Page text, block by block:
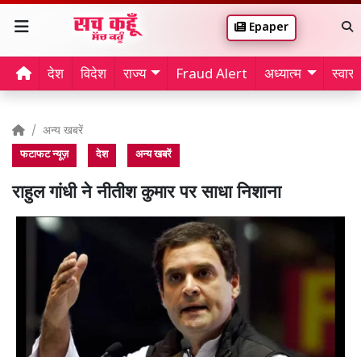
Epaper
देश विदेश राज्य Fraud Alert अध्यात्म
अन्य खबरें
फटाफट न्यूज़ देश अन्य खबरें
राहुल गांधी ने नीतीश कुमार पर साधा निशाना